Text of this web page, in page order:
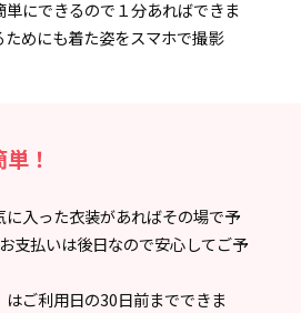
にできるので１分あればできま
めにも着た姿をスマホで撮影
！
に入った衣装があればその場で予
支払いは後日なので安心してご予
ご利用日の30日前までできま